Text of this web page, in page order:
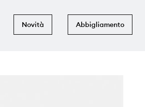
Novità Abbigliamento